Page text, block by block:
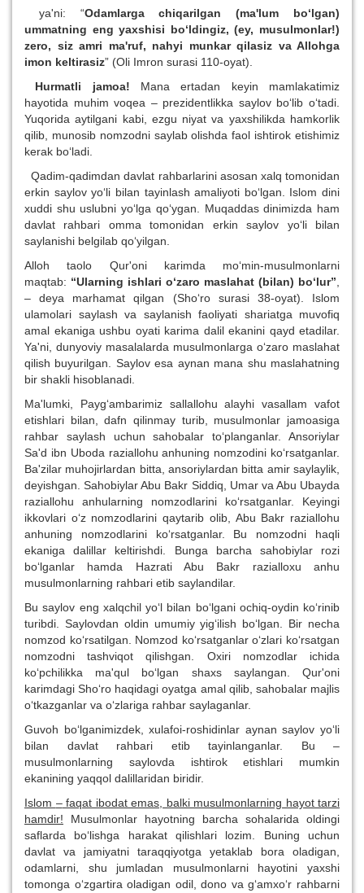
ya'ni: “Odamlarga chiqarilgan (ma'lum bo‘lgan)
ummatning eng yaxshisi bo‘ldingiz, (ey, musulmonlar!)
zero, siz amri ma'ruf, nahyi munkar qilasiz va Allohga
imon keltirasiz” (Oli Imron surasi 110-oyat).
Hurmatli jamoa!
Mana ertadan keyin mamlakatimiz
hayotida muhim voqea – prezidentlikka saylov bo‘lib o‘tadi.
Yuqorida aytilgani kabi, ezgu niyat va yaxshilikda hamkorlik
qilib, munosib nomzodni saylab olishda faol ishtirok etishimiz
kerak bo‘ladi.
Qadim-qadimdan davlat rahbarlarini asosan xalq tomonidan
erkin saylov yo‘li bilan tayinlash amaliyoti bo‘lgan. Islom dini
xuddi shu uslubni yo‘lga qo‘ygan. Muqaddas dinimizda ham
davlat rahbari omma tomonidan erkin saylov yo‘li bilan
saylanishi belgilab qo‘yilgan.
Alloh taolo Qur'oni karimda mo‘min-musulmonlarni
maqtab: “Ularning ishlari o‘zaro maslahat (bilan) bo‘lur”
– deya marhamat qilgan (Sho‘ro surasi 38-oyat). Islom
ulamolari saylash va saylanish faoliyati shariatga muvofiq
amal ekaniga ushbu oyati karima dalil ekanini qayd etadilar.
Ya'ni, dunyoviy masalalarda musulmonlarga o‘zaro maslahat
qilish buyurilgan. Saylov esa aynan mana shu maslahatning
bir shakli hisoblanadi.
Ma'lumki, Payg‘ambarimiz sallallohu alayhi vasallam vafot
etishlari bilan, dafn qilinmay turib, musulmonlar jamoasiga
rahbar saylash uchun sahobalar to‘planganlar. Ansoriylar
Sa'd ibn Uboda raziallohu anhuning nomzodini ko‘rsatganlar.
Ba'zilar muhojirlardan bitta, ansoriylardan bitta amir saylaylik,
deyishgan. Sahobiylar Abu Bakr Siddiq, Umar va Abu Ubayda
raziallohu anhularning nomzodlarini ko‘rsatganlar. Keyingi
ikkovlari o‘z nomzodlarini qaytarib olib, Abu Bakr raziallohu
anhuning nomzodlarini ko‘rsatganlar. Bu nomzodni haqli
ekaniga dalillar keltirishdi. Bunga barcha sahobiylar rozi
bo‘lganlar hamda Hazrati Abu Bakr razialloxu anhu
musulmonlarning rahbari etib saylandilar.
Bu saylov eng xalqchil yo‘l bilan bo‘lgani ochiq-oydin ko‘rinib
turibdi. Saylovdan oldin umumiy yig‘ilish bo‘lgan. Bir necha
nomzod ko‘rsatilgan. Nomzod ko‘rsatganlar o‘zlari ko‘rsatgan
nomzodni tashviqot qilishgan. Oxiri nomzodlar ichida
ko‘pchilikka ma'qul bo‘lgan shaxs saylangan. Qur'oni
karimdagi Sho‘ro haqidagi oyatga amal qilib, sahobalar majlis
o‘tkazganlar va o‘zlariga rahbar saylaganlar.
Guvoh bo‘lganimizdek, xulafoi-roshidinlar aynan saylov yo‘li
bilan davlat rahbari etib tayinlanganlar. Bu –
musulmonlarning saylovda ishtirok etishlari mumkin
ekanining yaqqol dalillaridan biridir.
Islom – faqat ibodat emas, balki musulmonlarning hayot tarzi
hamdir!
Musulmonlar hayotning barcha sohalarida oldingi
saflarda bo‘lishga harakat qilishlari lozim. Buning uchun
davlat va jamiyatni taraqqiyotga yetaklab bora oladigan,
odamlarni, shu jumladan musulmonlarni hayotini yaxshi
tomonga o‘zgartira oladigan odil, dono va g‘amxo‘r rahbarni